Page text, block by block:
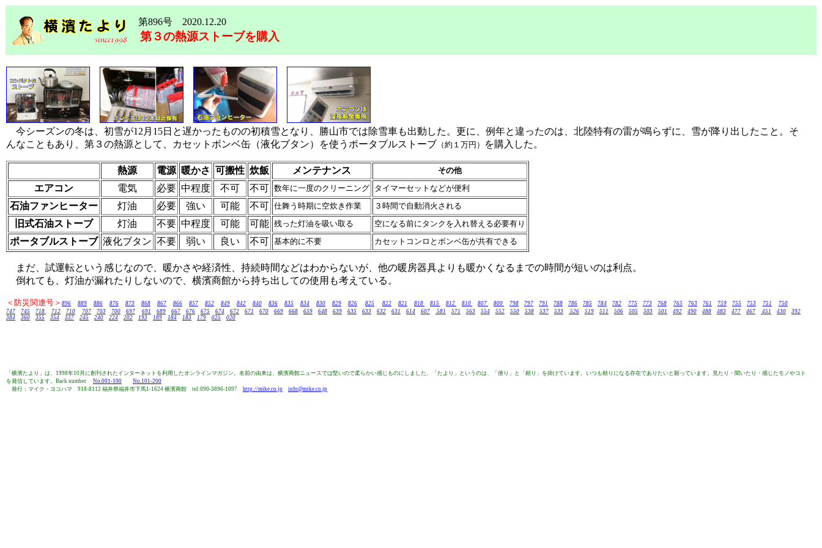
第896号 2020.12.20
第３の熱源ストーブを購入
今シーズンの冬は、初雪が12月15日と遅かったものの初積雪となり、勝山市では除雪車も出動した。更に、例年と違ったのは、北陸特有の雷が鳴らずに、雪が降り出したこと。そ
んなこともあり、第３の熱源として、カセットボンベ缶（液化ブタン）を使うポータブルストーブ （約１万円） を購入した。
熱源 電源 暖かさ 可搬性 炊飯 メンテナンス その他
エアコン 電気 必要 中程度 不可 不可 数年に一度のクリーニング タイマーセットなどが便利
石油ファンヒーター 灯油 必要 強い 可能 不可 仕舞う時期に空炊き作業 ３時間で自動消火される
旧式石油ストーブ 灯油 不要 中程度 可能 可能 残った灯油を吸い取る 空になる前にタンクを入れ替える必要有り
ポータブルストーブ 液化ブタン 不要 弱い 良い 不可 基本的に不要 カセットコンロとボンベ缶が共有できる
まだ、試運転という感じなので、暖かさや経済性、持続時間などはわからないが、他の暖房器具よりも暖かくなるまでの時間が短いのは利点。
倒れても、灯油が漏れたりしないので、横濱商館から持ち出しての使用も考えている。
＜防災関連号＞ 896 889 886 876 873 868 867 866 857 852 849 842 840 836 835 834 830 829 826 825 822 821 818 815 812 810 807 800 798 797 791 788 786 785 784 782 775 773 768 765 763 761 759 755 753 751
750
747
745 718 712 710 707 703 700 697 691 689 667 676 675 674 672 671 670 669 668 659 648 639 635 633 632 631 614 607 581 571 563 554 552 550 538 537 533 526 519 511 506 505 503 501 492 490 488 483 477 467 451 430
392
384
360 355 354 337 245 240 224 202 193 189 184 183 179 025 020
「横濱たより」は、1998年10月に創刊されたインターネットを利用したオンラインマガジン。名前の由来は、横濱商館ニュースでは堅いので柔らかい感じものにしました。「たより」というのは、「便り」と「頼り」を掛けています。いつも頼りになる存在でありたいと願っています。見たり・聞いたり・感じたモノやコト
を発信しています。Back number No.001-100
No.101-200
発行：マイク・ヨコハマ 918-8112 福井県福井市下馬1-1624 横濱商館 tel:090-3896-1097 http://mike.co.jp info@mike.co.jp